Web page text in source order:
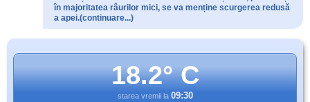
în majoritatea râurilor mici, se va menține scurgerea redusă
a apei.(continuare...)
18.2° C
starea vremii la 09:30